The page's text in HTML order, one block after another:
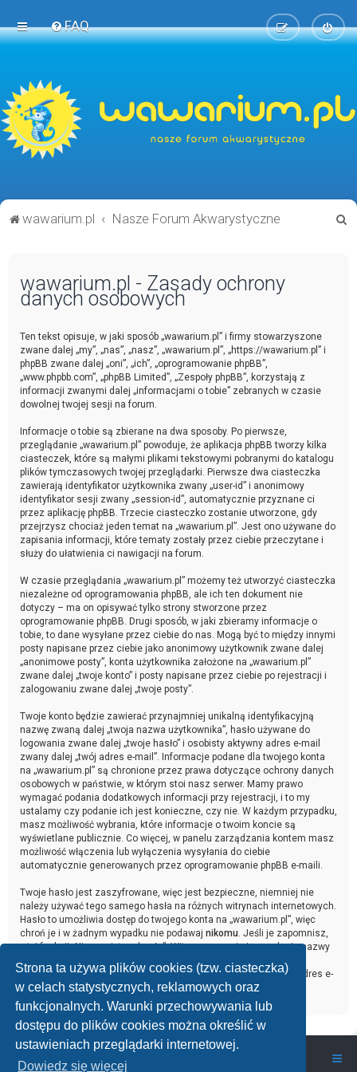
Strona ta używa plików cookies (tzw. ciasteczka)
w celach statystycznych, reklamowych oraz
funkcjonalnych. Warunki przechowywania lub
dostępu do plików cookies można określić w
ustawieniach przeglądarki internetowej.
Dowiedz się więcej
FAQ
wawarium.pl Nasze Forum Akwarystyczne
wawarium.pl - Zasady ochrony
danych osobowych
Ten tekst opisuje, w jaki sposób „wawarium.pl” i firmy stowarzyszone
zwane dalej „my”, „nas”, „nasz”, „wawarium.pl”, „https://wawarium.pl” i
phpBB zwane dalej „oni”, „ich”, „oprogramowanie phpBB”,
„www.phpbb.com”, „phpBB Limited”, „Zespoły phpBB”, korzystają z
informacji zwanymi dalej „informacjami o tobie” zebranych w czasie
dowolnej twojej sesji na forum.
Informacje o tobie są zbierane na dwa sposoby. Po pierwsze,
przeglądanie „wawarium.pl” powoduje, że aplikacja phpBB tworzy kilka
ciasteczek, które są małymi plikami tekstowymi pobranymi do katalogu
plików tymczasowych twojej przeglądarki. Pierwsze dwa ciasteczka
zawierają identyfikator użytkownika zwany „user-id” i anonimowy
identyfikator sesji zwany „session-id”, automatycznie przyznane ci
przez aplikację phpBB. Trzecie ciasteczko zostanie utworzone, gdy
przejrzysz chociaż jeden temat na „wawarium.pl”. Jest ono używane do
zapisania informacji, które tematy zostały przez ciebie przeczytane i
służy do ułatwienia ci nawigacji na forum.
W czasie przeglądania „wawarium.pl” możemy też utworzyć ciasteczka
niezależne od oprogramowania phpBB, ale ich ten dokument nie
dotyczy – ma on opisywać tylko strony stworzone przez
oprogramowanie phpBB. Drugi sposób, w jaki zbieramy informacje o
tobie, to dane wysyłane przez ciebie do nas. Mogą być to między innymi
posty napisane przez ciebie jako anonimowy użytkownik zwane dalej
„anonimowe posty”, konta użytkownika założone na „wawarium.pl”
zwane dalej „twoje konto” i posty napisane przez ciebie po rejestracji i
zalogowaniu zwane dalej „twoje posty”.
Twoje konto będzie zawierać przynajmniej unikalną identyfikacyjną
nazwę zwaną dalej „twoja nazwa użytkownika”, hasło używane do
logowania zwane dalej „twoje hasło” i osobisty aktywny adres e-mail
zwany dalej „twój adres e-mail”. Informacje podane dla twojego konta
na „wawarium.pl” są chronione przez prawa dotyczące ochrony danych
osobowych w państwie, w którym stoi nasz serwer. Mamy prawo
wymagać podania dodatkowych informacji przy rejestracji, i to my
ustalamy czy podanie ich jest konieczne, czy nie. W każdym przypadku,
masz możliwość wybrania, które informacje o twoim koncie są
wyświetlane publicznie. Co więcej, w panelu zarządzania kontem masz
możliwość włączenia lub wyłączenia wysyłania do ciebie
automatycznie generowanych przez oprogramowanie phpBB e-maili.
Twoje hasło jest zaszyfrowane, więc jest bezpieczne, niemniej nie
należy używać tego samego hasła na różnych witrynach internetowych.
Hasło to umożliwia dostęp do twojego konta na „wawarium.pl”, więc
chroń je i w żadnym wypadku nie podawaj nikomu . Jeśli je zapomnisz,
użyj funkcji „Nie pamiętam hasła”. Witryna poprosi cię o podanie nazwy
użytkownika i adresu e-mail. Po podaniu tych danych zostanie
wygenerowane nowe hasło i przesłane na podany przez ciebie adres e-
mail. Umożliwi ono odzyskanie dostępu do twojego konta.
wawarium.pl Nasze Forum Akwarystyczne